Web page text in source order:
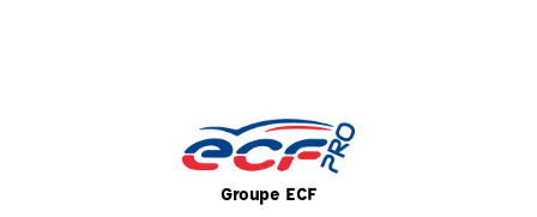
Groupe ECF